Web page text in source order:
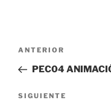
Navegación
entradas
Entrada
anterior:
ANTERIOR
PEC04
Siguiente
SIGUIENTE